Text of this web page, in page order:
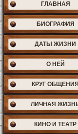
ГЛАВНАЯ
БИОГРАФИЯ
ДАТЫ ЖИЗНИ
О НЕЙ
КРУГ ОБЩЕНИЯ
ЛИЧНАЯ
КИНО И ТЕАТР